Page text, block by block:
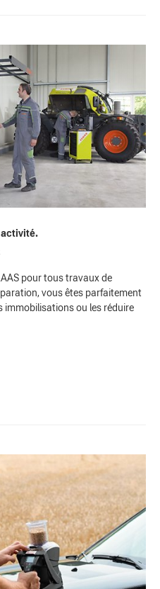
activité.
pour tous travaux de
vous êtes parfaitement
immobilisations ou les réduire